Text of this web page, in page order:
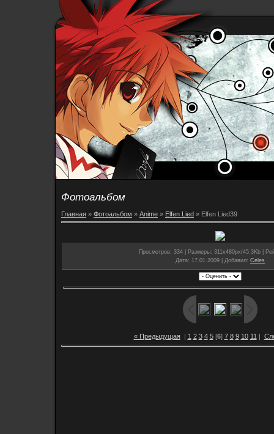
Фотоальбом
Главная » Фотоальбом » Anime » Elfen Lied » Elfen Lied39
Просмотров: 334 | Размеры: 311x480px/45.3Kb |
Дата: 17.01.2009 | Добавил: Celes
« Предыдущая| 1 2 3 4 5[6] 7 8 9 10 11 |